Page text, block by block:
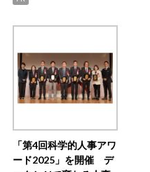
「第4回科学的人事アワ
ード2025」を開催 デ